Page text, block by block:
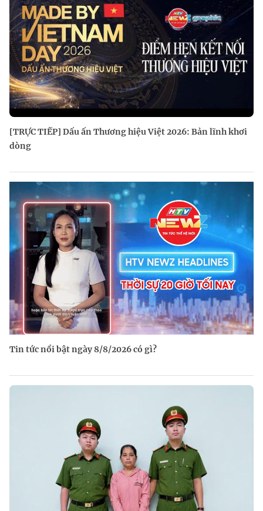
[TRỰC TIẾP] Dấu ấn Thương hiệu Việt 2026: Bản lĩnh khơi
dòng
Tin tức nổi bật ngày 8/8/2026 có gì?